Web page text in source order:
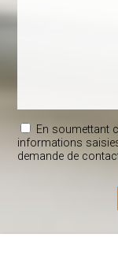
En soumettant
informations
demande de